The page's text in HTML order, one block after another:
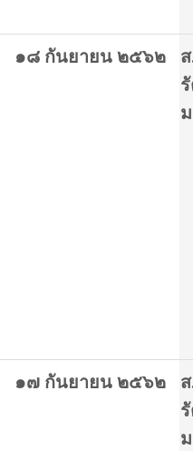
๑๘ กันยายน ๒๕๖๒
๑๗ กันยายน ๒๕๖๒